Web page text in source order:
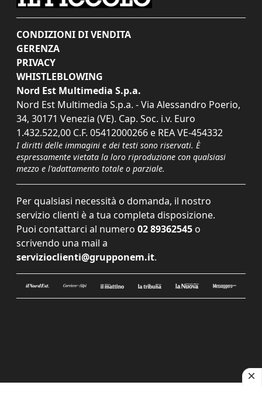
CONDIZIONI DI VENDITA
GERENZA
PRIVACY
WHISTLEBLOWING
Nord Est Multimedia S.p.a.
Nord Est Multimedia S.p.a. - Via Alessandro Poerio,
34, 30171 Venezia (VE). Cap. Soc. i.v. Euro
1.432.522,00 C.F. 05412000266 e REA VE-454332
I diritti delle immagini e dei testi sono riservati. È
espressamente vietata la loro riproduzione con qualsiasi
mezzo e l'adattamento totale o parziale.
Per qualsiasi necessità o domanda, il nostro
servizio clienti è a tua completa disposizione.
Puoi contattarci al numero 02 89362545 o
scrivendo una mail a
servizioclienti@grupponem.it.